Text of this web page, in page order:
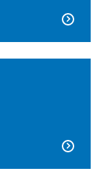

